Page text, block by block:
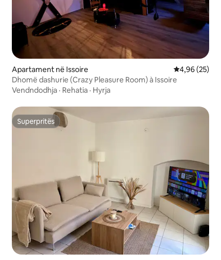
Apartament në Issoire Vlerësimi
4,96 (25)
Dhomë dashurie (Crazy Pleasure Room) à Issoire
Vendndodhja · Rehatia · Hyrja
Superpritës
Superpritës